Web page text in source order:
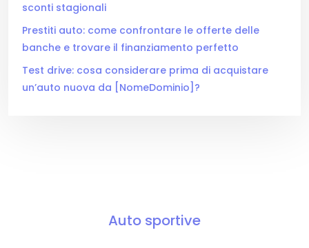
sconti stagionali
Prestiti auto: come confrontare le offerte delle
banche e trovare il finanziamento perfetto
Test drive: cosa considerare prima di acquistare
un’auto nuova da [NomeDominio]?
Auto sportive